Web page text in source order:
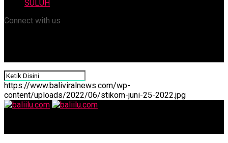
SULUH
Connect with us
https://www.baliviralnews.com/wp-
content/uploads/2022/06/stikom-juni-25-2022.jpg